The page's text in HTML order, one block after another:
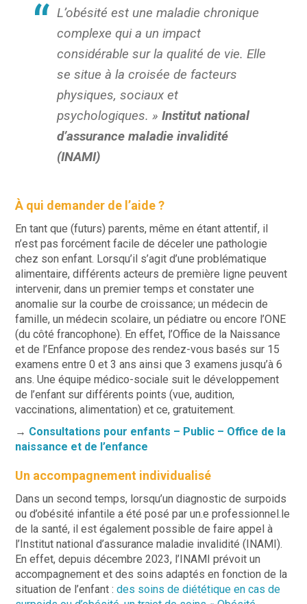
L’obésité est une maladie chronique
complexe qui a un impact
considérable sur la qualité de vie. Elle
se situe à la croisée de facteurs
physiques, sociaux et
psychologiques. »Institut national
d’assurance maladie invalidité
(INAMI)
À qui demander de l’aide ?
En tant que (futurs) parents, même en étant attentif, il
n’est pas forcément facile de déceler une pathologie
chez son enfant. Lorsqu’il s’agit d’une problématique
alimentaire, différents acteurs de première ligne peuvent
intervenir, dans un premier temps et constater une
anomalie sur la courbe de croissance; un médecin de
famille, un médecin scolaire, un pédiatre ou encore l’ONE
(du côté francophone). En effet, l’Office de la Naissance
et de l’Enfance propose des rendez-vous basés sur 15
examens entre 0 et 3 ans ainsi que 3 examens jusqu’à 6
ans. Une équipe médico-sociale suit le développement
de l’enfant sur différents points (vue, audition,
vaccinations, alimentation) et ce, gratuitement.
→ Consultations pour enfants – Public – Office de la
naissance et de l’enfance
Un accompagnement individualisé
Dans un second temps, lorsqu’un diagnostic de surpoids
ou d’obésité infantile a été posé par un.e professionnel.le
de la santé, il est également possible de faire appel à
l’Institut national d’assurance maladie invalidité (INAMI).
En effet, depuis décembre 2023, l’INAMI prévoit un
accompagnement et des soins adaptés en fonction de la
situation de l’enfant :des soins de diététique en cas de